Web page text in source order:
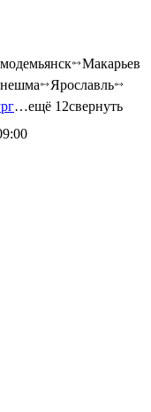
Макарьев
Ярославль
…ещё 12свернуть